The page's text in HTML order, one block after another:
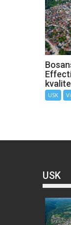
USK
USK